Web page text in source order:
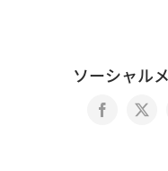
ソーシャル
Facebook
X